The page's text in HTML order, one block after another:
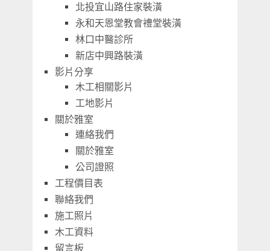
北投宜山路住家裝潢
永和天恩堂教會禮堂裝潢
林口中醫診所
新店中興路裝潢
影片分享
木工相關影片
工地影片
關於雅室
連絡我們
關於雅室
公司證照
工程價目表
聯絡我們
施工照片
木工資料
留言板